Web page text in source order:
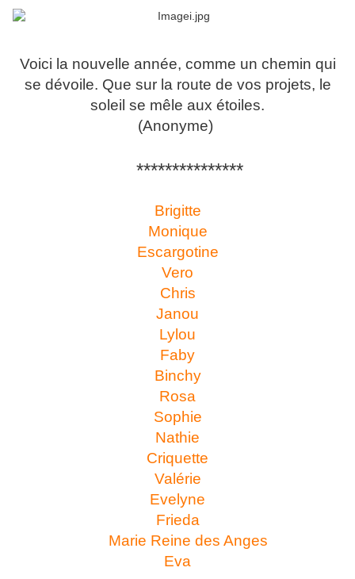
Voici la nouvelle année, comme un chemin qui
se dévoile. Que sur la route de vos projets, le
soleil se mêle aux étoiles.
(Anonyme)
***************
Brigitte
Monique
Escargotine
Vero
Chris
Janou
Lylou
Faby
Binchy
Rosa
Sophie
Nathie
Criquette
Valérie
Evelyne
Frieda
Marie Reine des Anges
Eva